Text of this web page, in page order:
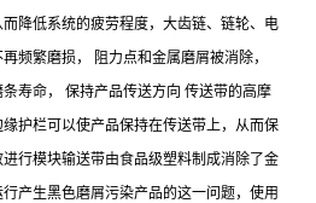
降低系统的疲劳程度，大齿链、链轮、电
频繁磨损， 阻力点和金属磨屑被消除，
寿命， 保持产品传送方向 传送带的高摩
护栏可以使产品保持在传送带上，从而保
行模块输送带由食品级塑料制成消除了金
产生黑色磨屑污染产品的这一问题，使用